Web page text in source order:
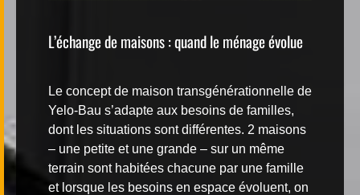
L’échange de maisons : quand le ménage évolue
Le concept de maison transgénérationnelle de
Yelo-Bau s’adapte aux besoins de familles,
dont les situations sont différentes. 2 maisons
– une petite et une grande – sur un même
terrain sont habitées chacune par une famille
et lorsque les besoins en espace évoluent, on